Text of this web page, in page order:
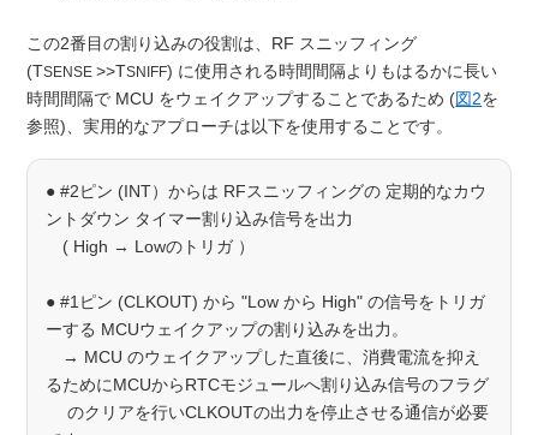
この2番目の割り込みの役割は、RF スニッフィング
(TSENSE>>TSNIFF) に使用される時間間隔よりもはるかに長い
時間間隔で MCU をウェイクアップすることであるため (図2を
参照)、実用的なアプローチは以下を使用することです。
● #2ピン (INT）からは RFスニッフィングの 定期的なカウ
ントダウン タイマー割り込み信号を出力
( High → Lowのトリガ ）
● #1ピン (CLKOUT) から "Low から High" の信号をトリガ
ーする MCUウェイクアップの割り込みを出力。
→ MCU のウェイクアップした直後に、消費電流を抑え
るためにMCUからRTCモジュールへ割り込み信号のフラグ
のクリアを行いCLKOUTの出力を停止させる通信が必要